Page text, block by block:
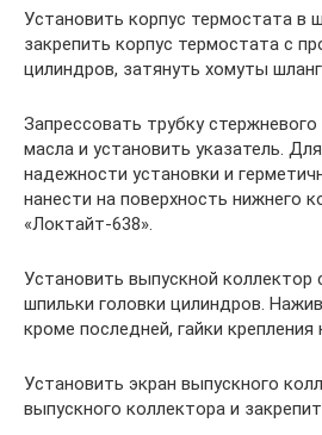
Установить корпус термостата в
закрепить корпус термостата с
цилиндров, затянуть хомуты
Запрессовать трубку стержневого
масла и установить указатель.
надежности установки и
нанести на поверхность нижнего
«Локтайт-638».
Установить выпускной коллектор
шпильки головки цилиндров.
кроме последней, гайки крепления
Установить экран выпускного
выпускного коллектора и